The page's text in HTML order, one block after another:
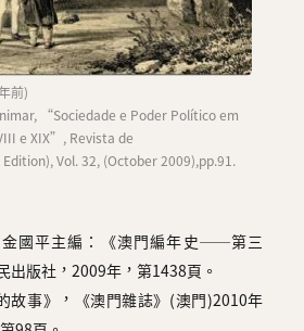
前)
“Sociedade e Poder Político em
e XIX”, Revista de
Vol. 32, (October 2009),pp.91.
國平主編：《澳門編年史──第三
出版社，2009年，第1438頁。
故事》，《澳門雜誌》(澳門)2010年